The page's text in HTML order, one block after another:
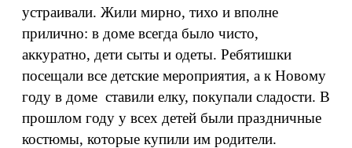
устраивали. Жили мирно, тихо и вполне
прилично: в доме всегда было чисто,
аккуратно, дети сыты и одеты. Ребятишки
посещали все детские мероприятия, а к Новому
году в доме ставили елку, покупали сладости. В
прошлом году у всех детей были праздничные
костюмы, которые купили им родители.